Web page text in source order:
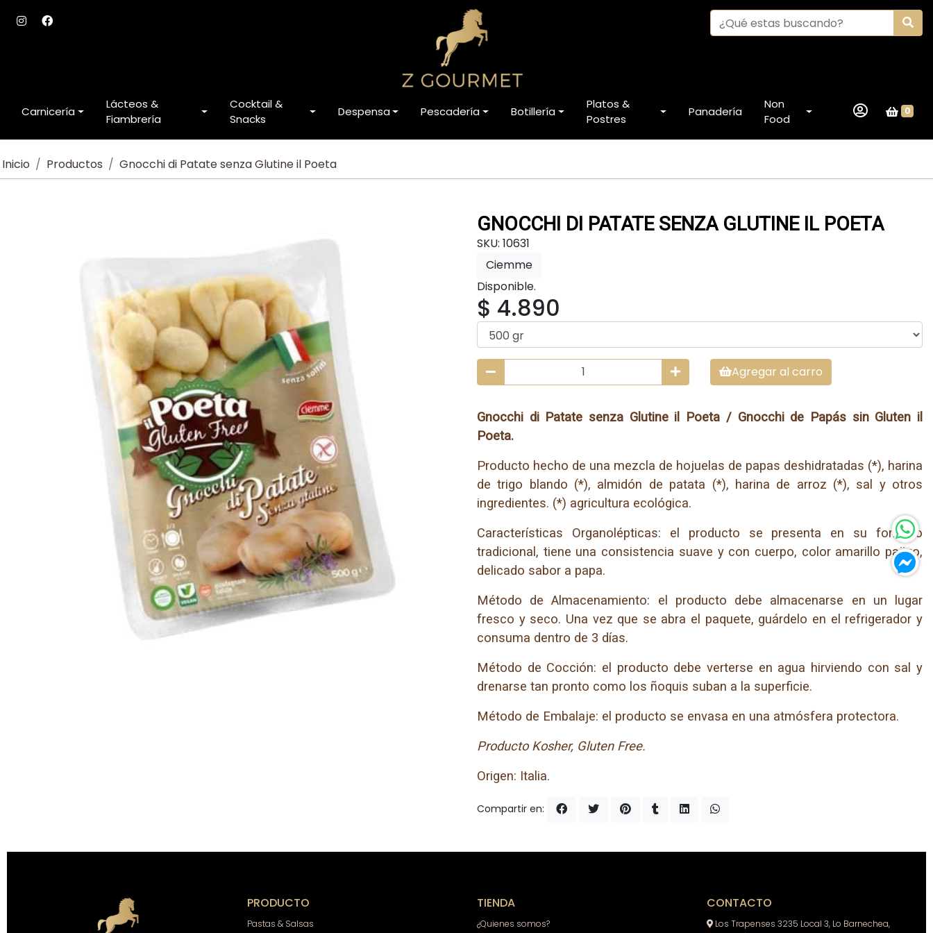
Carnicería
Lácteos &
Fiambrería
Cocktail &
Snacks
Despensa Pescadería Botillería
Platos &
Postres
Panadería
Non
Food
0
Inicio Productos Gnocchi di Patate senza Glutine il Poeta
GNOCCHI DI PATATE SENZA GLUTINE IL POETA
SKU: 10631
Ciemme
Disponible.
$ 4.890
Agregar al carro
Gnocchi di Patate senza Glutine il Poeta / Gnocchi de Papás sin Gluten il
Poeta.
Producto hecho de una mezcla de hojuelas de papas deshidratadas (*), harina
de trigo blando (*), almidón de patata (*), harina de arroz (*), sal y otros
ingredientes. (*) agricultura ecológica.
Características Organolépticas: el producto se presenta en su formato
tradicional, tiene una consistencia suave y con cuerpo, color amarillo pajizo,
delicado sabor a papa.
Método de Almacenamiento: el producto debe almacenarse en un lugar
fresco y seco. Una vez que se abra el paquete, guárdelo en el refrigerador y
consuma dentro de 3 días.
Método de Cocción: el producto debe verterse en agua hirviendo con sal y
drenarse tan pronto como los ñoquis suban a la superficie.
Método de Embalaje: el producto se envasa en una atmósfera protectora.
Producto Kosher, Gluten Free.
Origen: Italia.
Compartir en:
PRODUCTO
Pastas & Salsas
TIENDA
¿Quienes somos?
CONTACTO
Los Trapenses 3235 Local 3, Lo Barnechea,